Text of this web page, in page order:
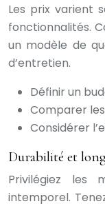
Les prix varient
fonctionnalités.
un modèle de
d’entretien.
Définir un
Comparer
Considérer
Durabilité et
Privilégiez les
intemporel.